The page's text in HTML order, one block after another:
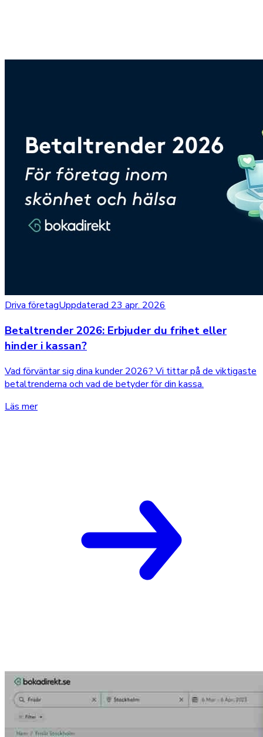
Driva företagUppdaterad 23 apr. 2026
Betaltrender 2026: Erbjuder du frihet eller
hinder i kassan?
Vad förväntar sig dina kunder 2026? Vi tittar på de viktigaste
betaltrenderna och vad de betyder för din kassa.
Läs mer